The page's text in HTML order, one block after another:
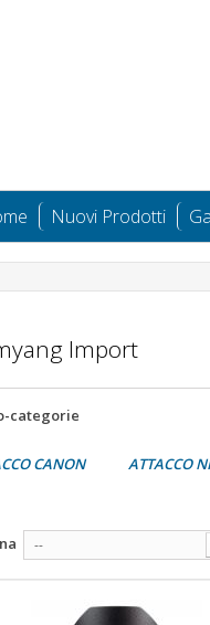
Nuovi Prodotti
Import
categorie
CANON ATTACCO
--